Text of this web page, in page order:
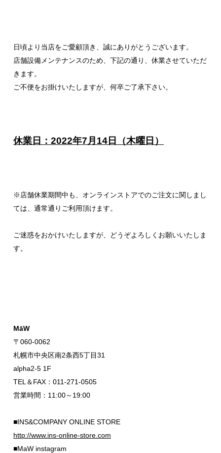
日頃より当店をご愛顧頂き、誠にありがとうございます。
店舗設備メンテナンスのため、下記の通り、休業させていただ
きます。
ご不便をお掛けいたしますが、何卒ご了承下さい。
休業日：2022年7月14日（木曜日）
※店舗休業期間中も、オンラインストアでのご注文に関しまし
ては、通常通りご利用頂けます。
ご迷惑をおかけいたしますが、どうぞよろしくお願いいたしま
す。
MāW
〒060-0062
札幌市中央区南2条西5丁目31
alpha2-5 1F
TEL＆FAX：011-271-0505
営業時間：11:00～19:00
■INS&COMPANY ONLINE STORE
http://www.ins-online-store.com
■MaW instagram